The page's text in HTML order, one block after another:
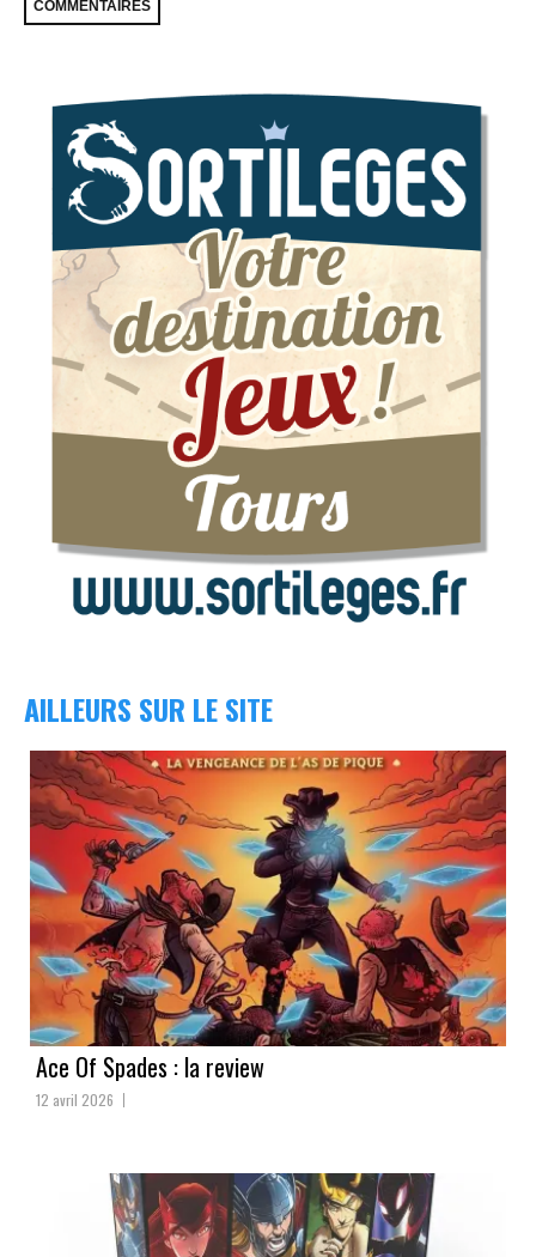
AILLEURS SUR LE SITE
Ace Of Spades : la review
12 avril 2026